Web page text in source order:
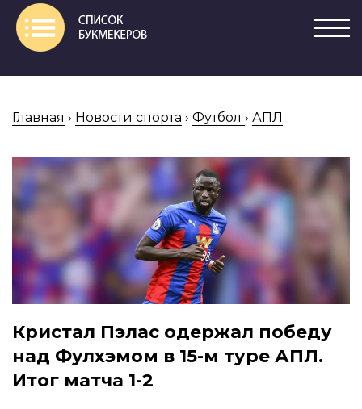
Главная › Новости спорта › Футбол › АПЛ
Кристал Пэлас одержал победу
над Фулхэмом в 15-м туре АПЛ.
Итог матча 1-2